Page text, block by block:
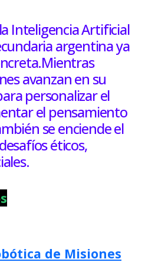
Inteligencia Artificial
argentina ya
avanzan en su
personalizar el
el pensamiento
se enciende el
éticos,
de Misiones